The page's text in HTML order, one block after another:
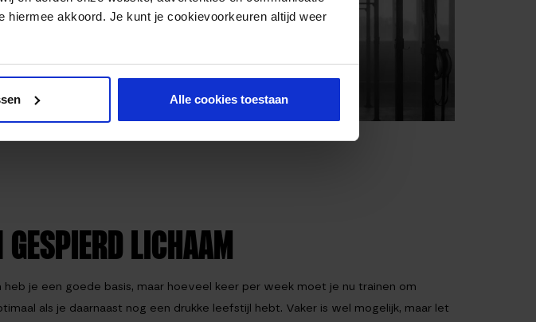
akkoord. Je kunt je cookievoorkeuren altijd weer
Alle cookies toestaan
Bij het uitvoeren van
dat je je lichaam explosief
artikel geschreven:
LICHAAM
je een goede basis, maar hoeveel keer per week moet je nu trainen om
als je daarnaast nog een drukke leefstijl hebt. Vaker is wel mogelijk, maar let